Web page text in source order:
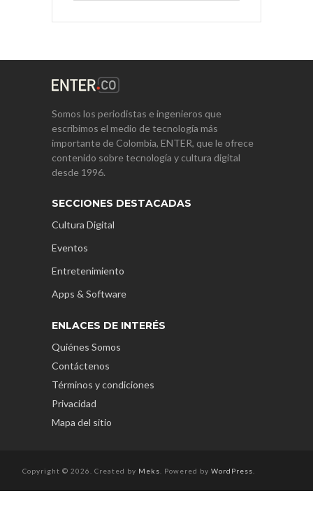
Somos los periodistas e ingenieros que
escribimos el medio de tecnología más
importante de Colombia, ENTER, que le ofrece
contenido sobre tecnología y cultura digital
desde 1996.
SECCIONES DESTACADAS
Cultura Digital
Eventos
Entretenimiento
Apps & Software
ENLACES DE INTERÉS
Quiénes Somos
Contáctenos
Términos y condiciones
Privacidad
Mapa del sitio
Copyright © 2026. Created by Meks . Powered by WordPress